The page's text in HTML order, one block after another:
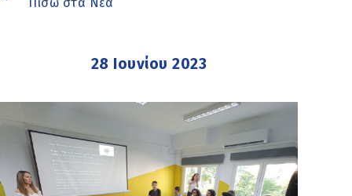
28 Ιουνίου 2023